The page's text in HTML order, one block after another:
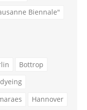
Biennale"
Bottrop
dyeing
Hannover